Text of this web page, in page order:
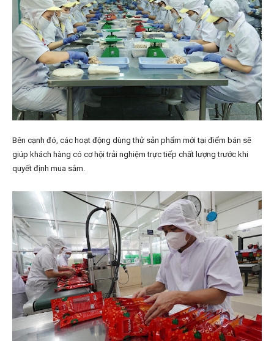
Bên cạnh đó, các hoạt động dùng thử sản phẩm mới tại điểm bán sẽ
giúp khách hàng có cơ hội trải nghiệm trực tiếp chất lượng trước khi
quyết định mua sắm.